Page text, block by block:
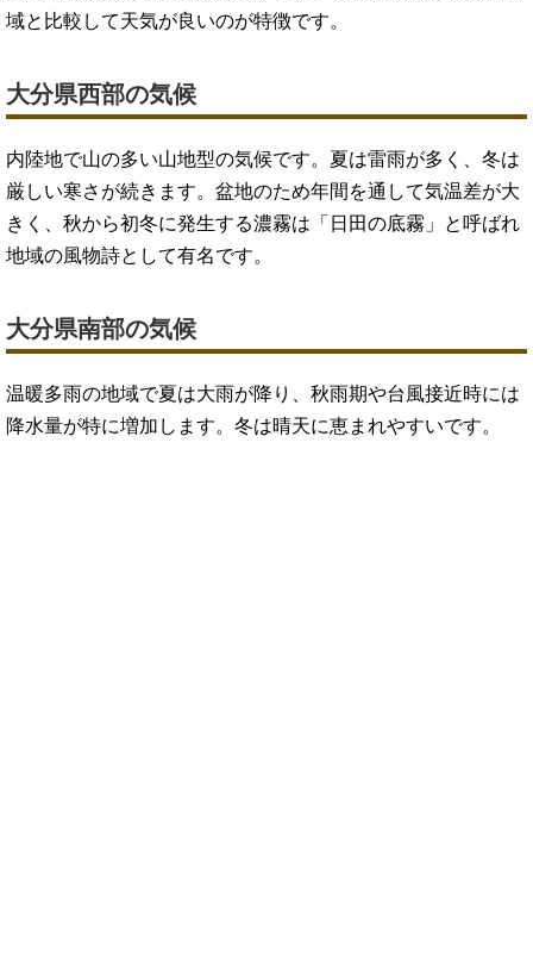
域と比較して天気が良いのが特徴です。
大分県西部の気候
内陸地で山の多い山地型の気候です。夏は雷雨が多く、冬は
厳しい寒さが続きます。盆地のため年間を通して気温差が大
きく、秋から初冬に発生する濃霧は「日田の底霧」と呼ばれ
地域の風物詩として有名です。
大分県南部の気候
温暖多雨の地域で夏は大雨が降り、秋雨期や台風接近時には
降水量が特に増加します。冬は晴天に恵まれやすいです。